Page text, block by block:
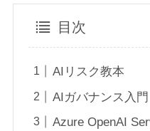
目次
AIリスク教本
AIガバナンス入門
Azure OpenAI